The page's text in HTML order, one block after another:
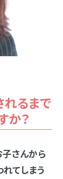
るまで
か？
子さんから
てしまう